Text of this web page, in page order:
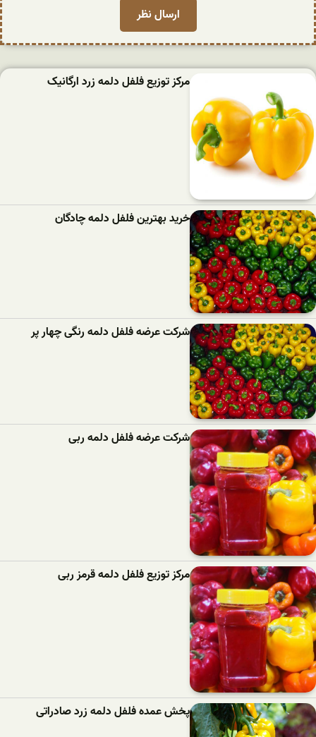
مرکز توزیع فلفل دلمه زرد ارگانیک
خرید بهترین فلفل دلمه‌ چادگان
شرکت عرضه فلفل دلمه رنگی چهار پر
شرکت عرضه فلفل دلمه ربی
مرکز توزیع فلفل دلمه قرمز ربی
پخش عمده فلفل دلمه زرد صادراتی